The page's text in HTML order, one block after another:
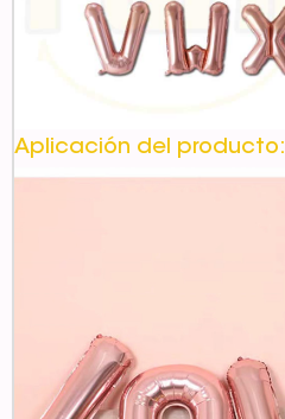
Aplicación del producto: